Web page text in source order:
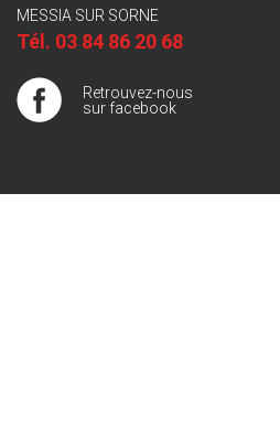
MESSIA SUR SORNE
Tél. 03 84 86 20 68
Retrouvez-nous
sur facebook